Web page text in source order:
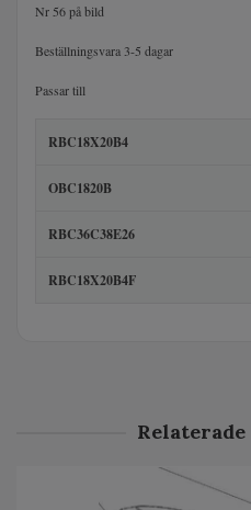
Nr 56 på bild
Beställningsvara 3-5 dagar
Passar till
RBC18X20B4
OBC1820B
RBC36C38E26
RBC18X20B4F